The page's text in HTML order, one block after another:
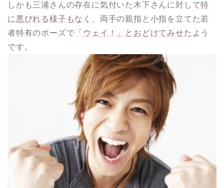
しかも三浦さんの存在に気付いた木下さんに対して特
に悪びれる様子もなく
、両手の親指と小指を立てた若
者特有のポーズで 「ウェイ！」とおどけてみせた よう
です。